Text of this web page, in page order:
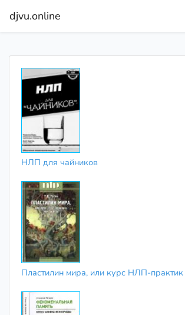
djvu.online
НЛП для чайников
Пластилин мира, или курс НЛП-практик